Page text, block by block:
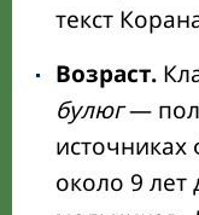
текст
Возраст.
булюг—
около 9 лет